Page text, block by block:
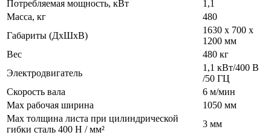
Потребляемая мощность, кВт
1,1
Масса, кг
480
Габариты (ДхШхВ)
1630 х 700 х
1200 мм
Вес
480 кг
Электродвигатель
1,1 кВт/400 В
/50 ГЦ
Скорость вала
6 м/мин
Max рабочая ширина
1050 мм
Max толщина листа при цилиндрической
гибки сталь 400 Н / мм²
3 мм